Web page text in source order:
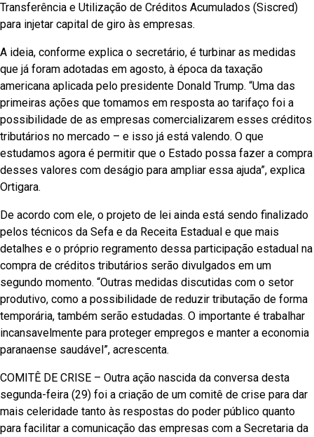
Transferência e Utilização de Créditos Acumulados (Siscred)
para injetar capital de giro às empresas.
A ideia, conforme explica o secretário, é turbinar as medidas
que já foram adotadas em agosto, à época da taxação
americana aplicada pelo presidente Donald Trump. “Uma das
primeiras ações que tomamos em resposta ao tarifaço foi a
possibilidade de as empresas comercializarem esses créditos
tributários no mercado – e isso já está valendo. O que
estudamos agora é permitir que o Estado possa fazer a compra
desses valores com deságio para ampliar essa ajuda”, explica
Ortigara.
De acordo com ele, o projeto de lei ainda está sendo finalizado
pelos técnicos da Sefa e da Receita Estadual e que mais
detalhes e o próprio regramento dessa participação estadual na
compra de créditos tributários serão divulgados em um
segundo momento. “Outras medidas discutidas com o setor
produtivo, como a possibilidade de reduzir tributação de forma
temporária, também serão estudadas. O importante é trabalhar
incansavelmente para proteger empregos e manter a economia
paranaense saudável”, acrescenta.
COMITÊ DE CRISE – Outra ação nascida da conversa desta
segunda-feira (29) foi a criação de um comitê de crise para dar
mais celeridade tanto às respostas do poder público quanto
para facilitar a comunicação das empresas com a Secretaria da